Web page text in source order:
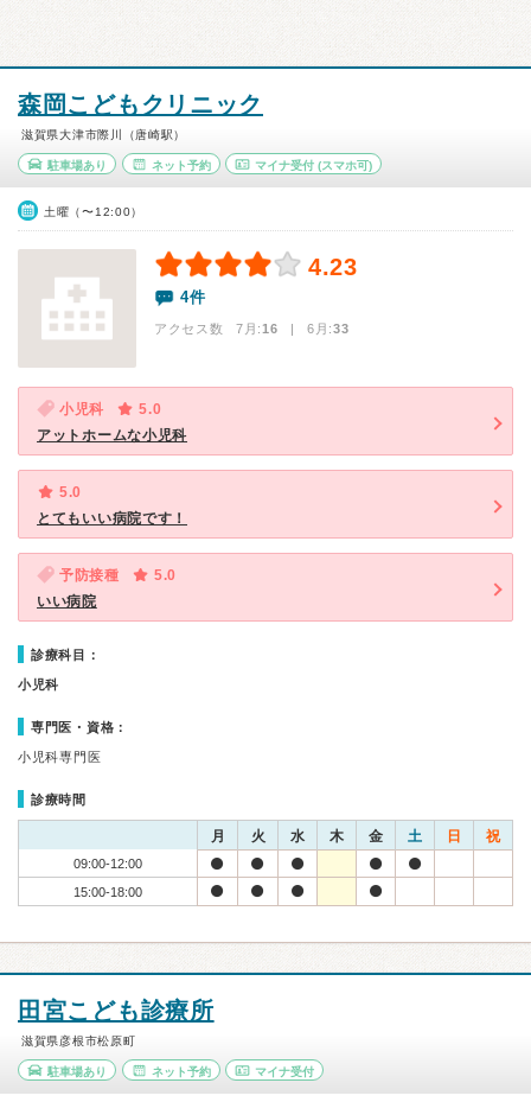
森岡こどもクリニック
滋賀県大津市際川（唐崎駅）
駐車場あり ネット予約 マイナ受付 (スマホ可)
土曜（〜12:00）
4.23
4件
アクセス数 7月:16 | 6月:33
小児科
5.0
アットホームな小児科
5.0
とてもいい病院です！
予防接種
5.0
いい病院
診療科目：
小児科
専門医・資格：
小児科専門医
診療時間
月 火 水 木 金 土 日 祝
09:00-12:00
15:00-18:00
田宮こども診療所
滋賀県彦根市松原町
駐車場あり ネット予約 マイナ受付